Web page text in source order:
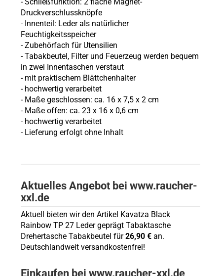
Druckverschlussknöpfe
-Innenteil: Leder als natürlicher
Feuchtigkeitsspeicher
- Zubehörfach für Utensilien
- Tabakbeutel, Filter und Feuerzeug werden bequem
in zwei Innentaschen verstaut
- mit praktischem Blättchenhalter
- hochwertig verarbeitet
- Maße geschlossen: ca. 16 x 7,5 x 2 cm
- Maße offen: ca. 23 x 16 x 0,6 cm
- hochwertig verarbeitet
- Lieferung erfolgt ohne Inhalt
Aktuelles Angebot bei www.raucher-
xxl.de
Aktuell bieten wir den Artikel Kavatza Black
Rainbow TP 27 Leder geprägt Tabaktasche
Drehertasche Tabakbeutel für26,90 €an.
Deutschlandweit versandkostenfrei!
Einkaufen bei www.raucher-xxl.de